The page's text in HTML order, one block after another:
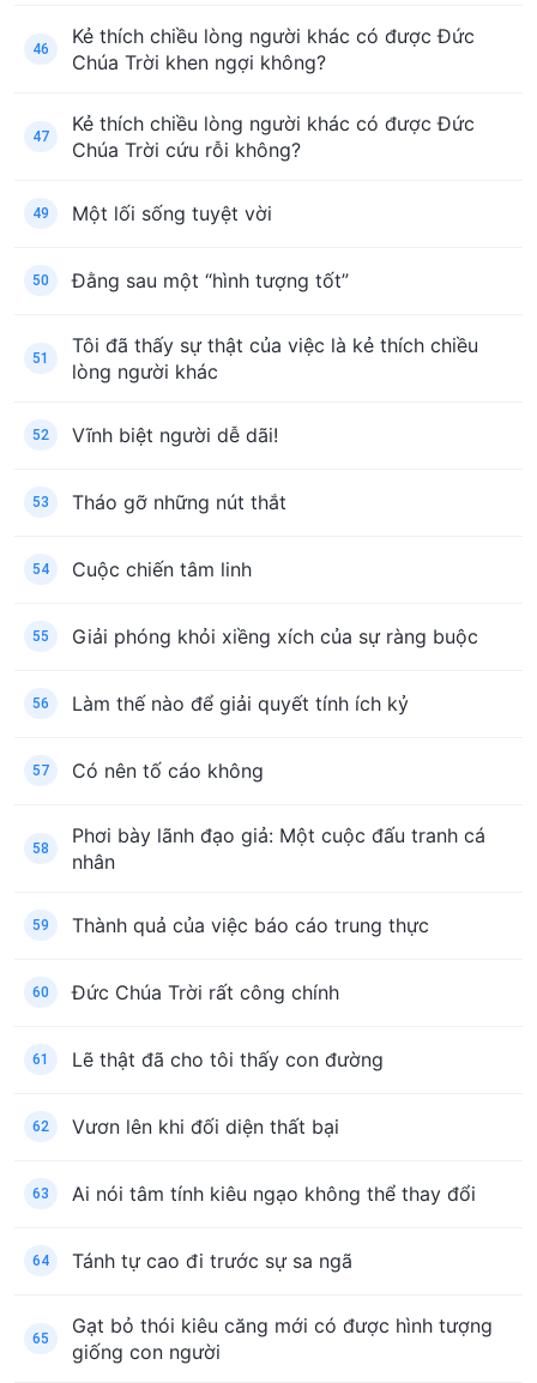
46
Kẻ thích chiều lòng người khác có được Đức
Chúa Trời khen ngợi không?
47
Kẻ thích chiều lòng người khác có được Đức
Chúa Trời cứu rỗi không?
49 Một lối sống tuyệt vời
50 Đằng sau một “hình tượng tốt”
51
Tôi đã thấy sự thật của việc là kẻ thích chiều
lòng người khác
52 Vĩnh biệt người dễ dãi!
53 Tháo gỡ những nút thắt
54 Cuộc chiến tâm linh
55 Giải phóng khỏi xiềng xích của sự ràng buộc
56 Làm thế nào để giải quyết tính ích kỷ
57 Có nên tố cáo không
58
Phơi bày lãnh đạo giả: Một cuộc đấu tranh cá
nhân
59 Thành quả của việc báo cáo trung thực
60 Đức Chúa Trời rất công chính
61 Lẽ thật đã cho tôi thấy con đường
62 Vươn lên khi đối diện thất bại
63 Ai nói tâm tính kiêu ngạo không thể thay đổi
64 Tánh tự cao đi trước sự sa ngã
65
Gạt bỏ thói kiêu căng mới có được hình tượng
giống con người